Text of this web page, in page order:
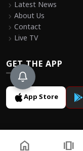
chevron_right Latest News
chevron_right About Us
chevron_right Contact
chevron_right Live TV
GET THE APP
App Store
home amp_stories